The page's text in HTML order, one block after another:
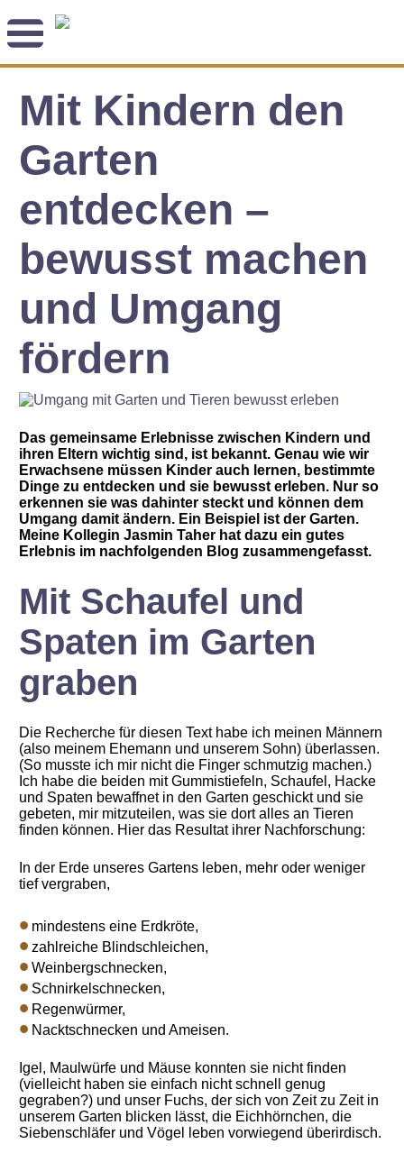
Themenblog
Angebot
Das Enneagramm
Arbeitsweise
Andreas Räber
Mit Kindern den
Garten
entdecken –
bewusst machen
und Umgang
fördern
Das gemeinsame Erlebnisse zwischen Kindern und
ihren Eltern wichtig sind, ist bekannt. Genau wie wir
Erwachsene müssen Kinder auch lernen, bestimmte
Dinge zu entdecken und sie bewusst erleben. Nur so
erkennen sie was dahinter steckt und können dem
Umgang damit ändern. Ein Beispiel ist der Garten.
Meine Kollegin Jasmin Taher hat dazu ein gutes
Erlebnis im nachfolgenden Blog zusammengefasst.
Mit Schaufel und
Spaten im Garten
graben
Die Recherche für diesen Text habe ich meinen Männern
(also meinem Ehemann und unserem Sohn) überlassen.
(So musste ich mir nicht die Finger schmutzig machen.)
Ich habe die beiden mit Gummistiefeln, Schaufel, Hacke
und Spaten bewaffnet in den Garten geschickt und sie
gebeten, mir mitzuteilen, was sie dort alles an Tieren
finden können. Hier das Resultat ihrer Nachforschung:
In der Erde unseres Gartens leben, mehr oder weniger
tief vergraben,
mindestens eine Erdkröte,
zahlreiche Blindschleichen,
Weinbergschnecken,
Schnirkelschnecken,
Regenwürmer,
Nacktschnecken und Ameisen.
Igel, Maulwürfe und Mäuse konnten sie nicht finden
(vielleicht haben sie einfach nicht schnell genug
gegraben?) und unser Fuchs, der sich von Zeit zu Zeit in
unserem Garten blicken lässt, die Eichhörnchen, die
Siebenschläfer und Vögel leben vorwiegend überirdisch.